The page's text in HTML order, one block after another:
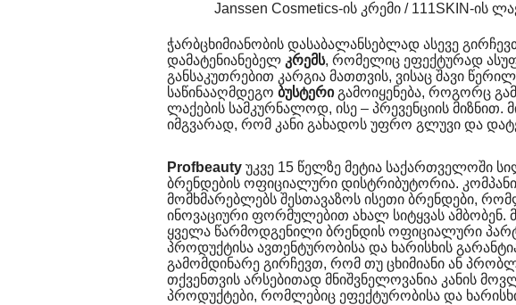
Janssen Cosmetics-ის კრემი / 111SKIN-ის
ჭარბცხიმიანობის დასაბალანსებლად ასევე
დამატენიანებელ კრემს, რომელიც ეფექტურად
განსაკუთრებით კარგია მათთვის, ვისაც შავი
საწინააღმდეგო ბუსტერიგამოიყენება, როგორც
ლაქების სამკურნალოდ, ისე – პრევენციის
იმგვარად, რომ კანი გახადოს უფრო გლუვი და
Profbeauty უკვე 15 წელზე მეტია საქართველოში
ბრენდების ოფიციალური დისტრიბუტორია.
მომხმარებლებს შესთავაზოს ისეთი ბრენდები,
ინოვაციური ფორმულებით ახალ სიტყვას ამბობენ.
ყველა წარმოდგენილი ბრენდის ოფიციალური
პროდუქტისა ავთენტურობისა და ხარისხის
გამომდინარე გირჩევთ, რომ თუ ცხიმიანი ან
თქვენთვის არსებითად მნიშვნელოვანია კანის
პროდუქტები, რომლებიც ეფექტურობისა და